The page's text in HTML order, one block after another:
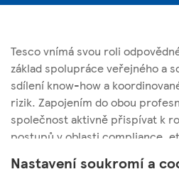
Tesco vnímá svou roli
základ spolupráce veřejného a
sdílení know-how a
rizik. Zapojením do obou
společnost aktivně přispívat k
postupů v oblasti compliance,
Nastavení soukromí a